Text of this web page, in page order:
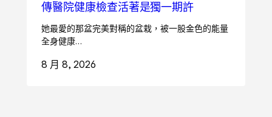
傳醫院健康檢查活著是獨一期許
她最愛的那盆完美對稱的盆栽，被一股金色的能量
全身健康…
8 月 8, 2026